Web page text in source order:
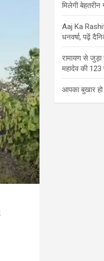
मिलेगी बेहतरीन
Aaj Ka
धनवर्षा, पढ़ें
रामायण से
महादेव की 123
आपका बुखार